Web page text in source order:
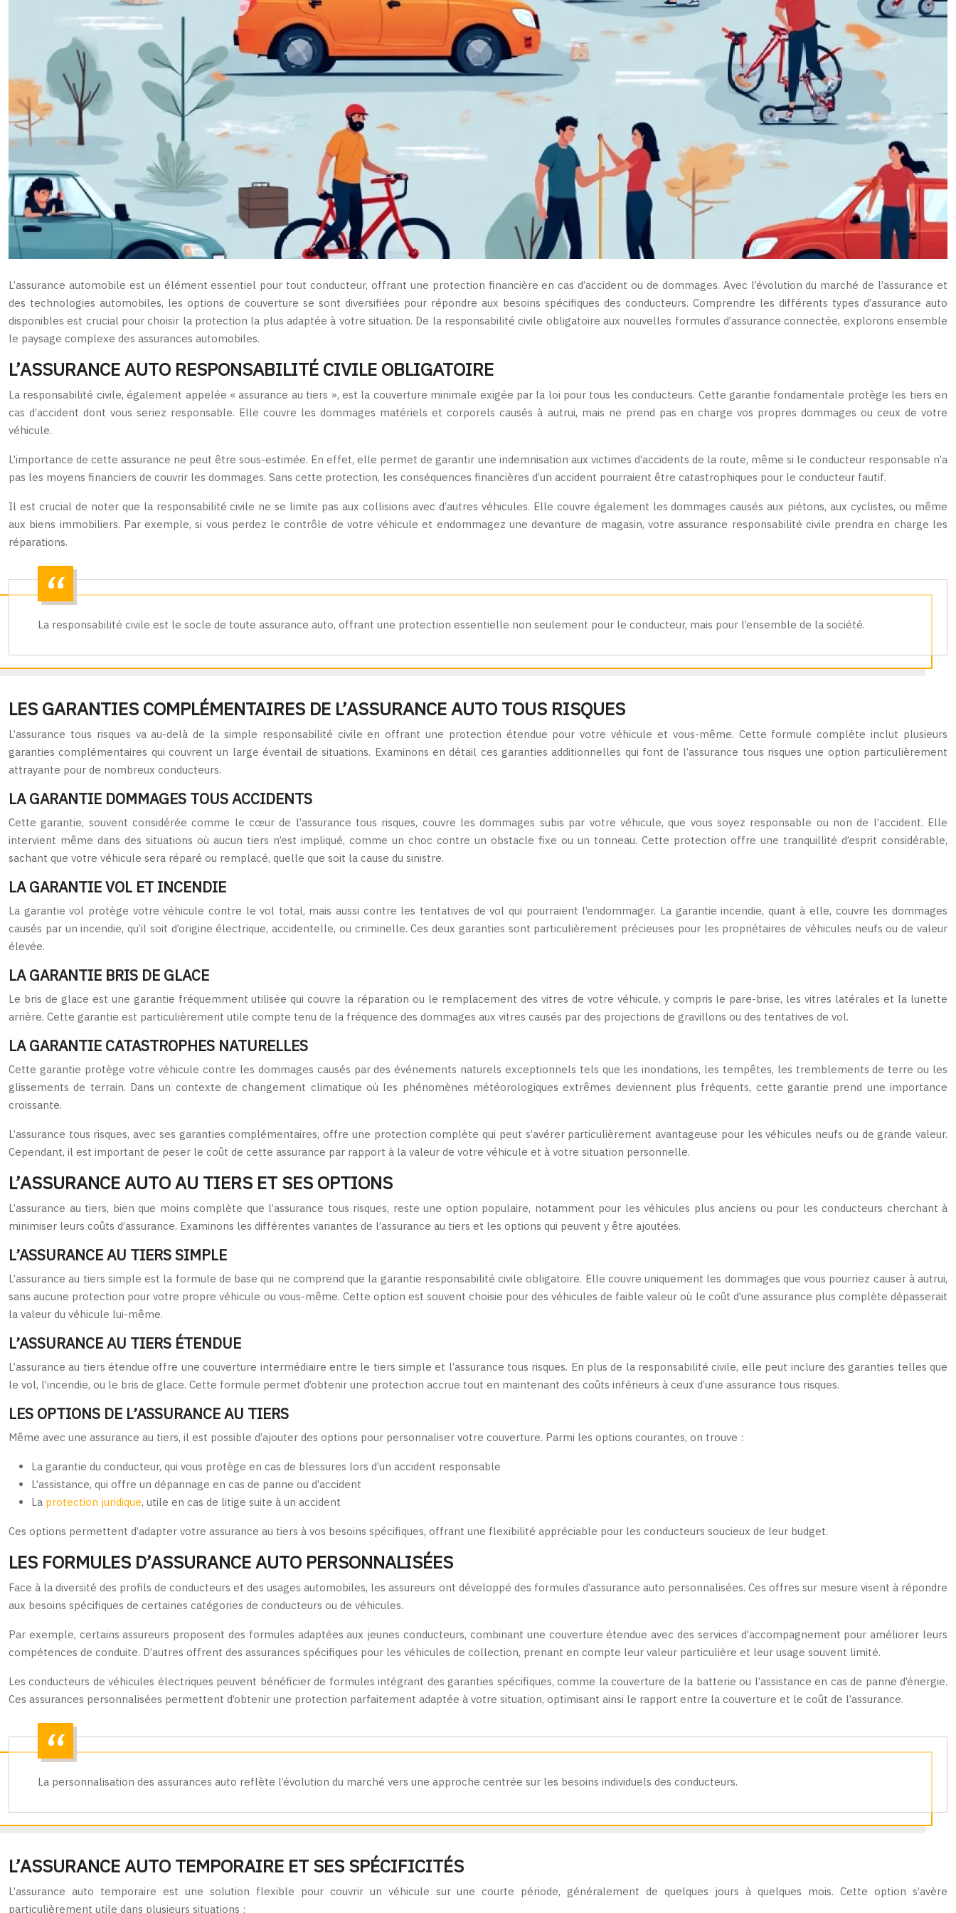
L’assurance automobile est un élément essentiel pour tout conducteur, offrant une protection financière en cas d’accident ou de dommages. Avec l’évolution du marché de l’assurance et
des technologies automobiles, les options de couverture se sont diversifiées pour répondre aux besoins spécifiques des conducteurs. Comprendre les différents types d’assurance auto
disponibles est crucial pour choisir la protection la plus adaptée à votre situation. De la responsabilité civile obligatoire aux nouvelles formules d’assurance connectée, explorons ensemble
le paysage complexe des assurances automobiles.
L’ASSURANCE AUTO RESPONSABILITÉ CIVILE OBLIGATOIRE
La responsabilité civile, également appelée « assurance au tiers », est la couverture minimale exigée par la loi pour tous les conducteurs. Cette garantie fondamentale protège les tiers en
cas d’accident dont vous seriez responsable. Elle couvre les dommages matériels et corporels causés à autrui, mais ne prend pas en charge vos propres dommages ou ceux de votre
véhicule.
L’importance de cette assurance ne peut être sous-estimée. En effet, elle permet de garantir une indemnisation aux victimes d’accidents de la route, même si le conducteur responsable n’a
pas les moyens financiers de couvrir les dommages. Sans cette protection, les conséquences financières d’un accident pourraient être catastrophiques pour le conducteur fautif.
Il est crucial de noter que la responsabilité civile ne se limite pas aux collisions avec d’autres véhicules. Elle couvre également les dommages causés aux piétons, aux cyclistes, ou même
aux biens immobiliers. Par exemple, si vous perdez le contrôle de votre véhicule et endommagez une devanture de magasin, votre assurance responsabilité civile prendra en charge les
réparations.
La responsabilité civile est le socle de toute assurance auto, offrant une protection essentielle non seulement pour le conducteur, mais pour l’ensemble de la société.
LES GARANTIES COMPLÉMENTAIRES DE L’ASSURANCE AUTO TOUS RISQUES
L’assurance tous risques va au-delà de la simple responsabilité civile en offrant une protection étendue pour votre véhicule et vous-même. Cette formule complète inclut plusieurs
garanties complémentaires qui couvrent un large éventail de situations. Examinons en détail ces garanties additionnelles qui font de l’assurance tous risques une option particulièrement
attrayante pour de nombreux conducteurs.
LA GARANTIE DOMMAGES TOUS ACCIDENTS
Cette garantie, souvent considérée comme le cœur de l’assurance tous risques, couvre les dommages subis par votre véhicule, que vous soyez responsable ou non de l’accident. Elle
intervient même dans des situations où aucun tiers n’est impliqué, comme un choc contre un obstacle fixe ou un tonneau. Cette protection offre une tranquillité d’esprit considérable,
sachant que votre véhicule sera réparé ou remplacé, quelle que soit la cause du sinistre.
LA GARANTIE VOL ET INCENDIE
La garantie vol protège votre véhicule contre le vol total, mais aussi contre les tentatives de vol qui pourraient l’endommager. La garantie incendie, quant à elle, couvre les dommages
causés par un incendie, qu’il soit d’origine électrique, accidentelle, ou criminelle. Ces deux garanties sont particulièrement précieuses pour les propriétaires de véhicules neufs ou de valeur
élevée.
LA GARANTIE BRIS DE GLACE
Le bris de glace est une garantie fréquemment utilisée qui couvre la réparation ou le remplacement des vitres de votre véhicule, y compris le pare-brise, les vitres latérales et la lunette
arrière. Cette garantie est particulièrement utile compte tenu de la fréquence des dommages aux vitres causés par des projections de gravillons ou des tentatives de vol.
LA GARANTIE CATASTROPHES NATURELLES
Cette garantie protège votre véhicule contre les dommages causés par des événements naturels exceptionnels tels que les inondations, les tempêtes, les tremblements de terre ou les
glissements de terrain. Dans un contexte de changement climatique où les phénomènes météorologiques extrêmes deviennent plus fréquents, cette garantie prend une importance
croissante.
L’assurance tous risques, avec ses garanties complémentaires, offre une protection complète qui peut s’avérer particulièrement avantageuse pour les véhicules neufs ou de grande valeur.
Cependant, il est important de peser le coût de cette assurance par rapport à la valeur de votre véhicule et à votre situation personnelle.
L’ASSURANCE AUTO AU TIERS ET SES OPTIONS
L’assurance au tiers, bien que moins complète que l’assurance tous risques, reste une option populaire, notamment pour les véhicules plus anciens ou pour les conducteurs cherchant à
minimiser leurs coûts d’assurance. Examinons les différentes variantes de l’assurance au tiers et les options qui peuvent y être ajoutées.
L’ASSURANCE AU TIERS SIMPLE
L’assurance au tiers simple est la formule de base qui ne comprend que la garantie responsabilité civile obligatoire. Elle couvre uniquement les dommages que vous pourriez causer à autrui,
sans aucune protection pour votre propre véhicule ou vous-même. Cette option est souvent choisie pour des véhicules de faible valeur où le coût d’une assurance plus complète dépasserait
la valeur du véhicule lui-même.
L’ASSURANCE AU TIERS ÉTENDUE
L’assurance au tiers étendue offre une couverture intermédiaire entre le tiers simple et l’assurance tous risques. En plus de la responsabilité civile, elle peut inclure des garanties telles que
le vol, l’incendie, ou le bris de glace. Cette formule permet d’obtenir une protection accrue tout en maintenant des coûts inférieurs à ceux d’une assurance tous risques.
LES OPTIONS DE L’ASSURANCE AU TIERS
Même avec une assurance au tiers, il est possible d’ajouter des options pour personnaliser votre couverture. Parmi les options courantes, on trouve :
La garantie du conducteur, qui vous protège en cas de blessures lors d’un accident responsable
L’assistance, qui offre un dépannage en cas de panne ou d’accident
La protection juridique, utile en cas de litige suite à un accident
Ces options permettent d’adapter votre assurance au tiers à vos besoins spécifiques, offrant une flexibilité appréciable pour les conducteurs soucieux de leur budget.
LES FORMULES D’ASSURANCE AUTO PERSONNALISÉES
Face à la diversité des profils de conducteurs et des usages automobiles, les assureurs ont développé des formules d’assurance auto personnalisées. Ces offres sur mesure visent à répondre
aux besoins spécifiques de certaines catégories de conducteurs ou de véhicules.
Par exemple, certains assureurs proposent des formules adaptées aux jeunes conducteurs, combinant une couverture étendue avec des services d’accompagnement pour améliorer leurs
compétences de conduite. D’autres offrent des assurances spécifiques pour les véhicules de collection, prenant en compte leur valeur particulière et leur usage souvent limité.
Les conducteurs de véhicules électriques peuvent bénéficier de formules intégrant des garanties spécifiques, comme la couverture de la batterie ou l’assistance en cas de panne d’énergie.
Ces assurances personnalisées permettent d’obtenir une protection parfaitement adaptée à votre situation, optimisant ainsi le rapport entre la couverture et le coût de l’assurance.
La personnalisation des assurances auto reflète l’évolution du marché vers une approche centrée sur les besoins individuels des conducteurs.
L’ASSURANCE AUTO TEMPORAIRE ET SES SPÉCIFICITÉS
L’assurance auto temporaire est une solution flexible pour couvrir un véhicule sur une courte période, généralement de quelques jours à quelques mois. Cette option s’avère
particulièrement utile dans plusieurs situations :